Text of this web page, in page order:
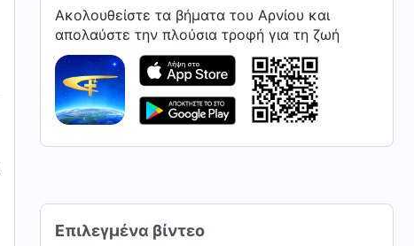
Ακολουθείστε τα βήματα του Αρνίου και
απολαύστε την πλούσια τροφή για τη ζωή
Επιλεγμένα βίντεο